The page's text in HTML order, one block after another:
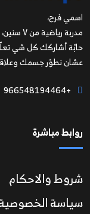
اسمي فرح،
مدربة رياضية من ٧ سنين، ولسّه أتعلم كل يوم
حابّة أشاركك كل شي
عشان نطوّر جسمك
+966548194464
روابط مباشرة
شروط والاحكام
سياسة